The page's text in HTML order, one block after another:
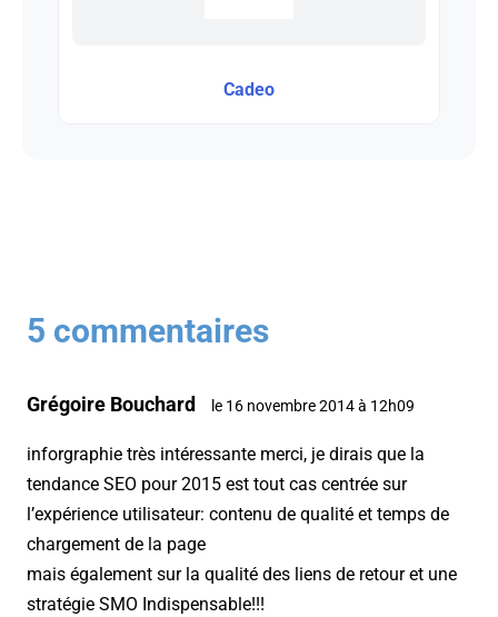
Cadeo
5 commentaires
Grégoire Bouchard le 16 novembre 2014 à 12h09
inforgraphie très intéressante merci, je dirais que la
tendance SEO pour 2015 est tout cas centrée sur
l’expérience utilisateur: contenu de qualité et temps de
chargement de la page
mais également sur la qualité des liens de retour et une
stratégie SMO Indispensable!!!